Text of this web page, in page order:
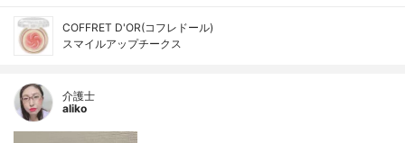
COFFRET D'OR(コフレドール)
スマイルアップチークス
介護士
aliko